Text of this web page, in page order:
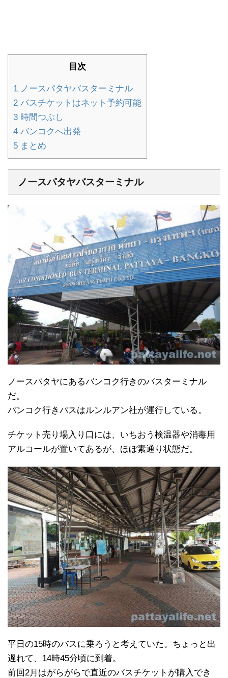
目次
1 ノースパタヤバスターミナル
2 バスチケットはネット予約可能
3 時間つぶし
4 バンコクへ出発
5 まとめ
ノースパタヤバスターミナル
ノースパタヤにあるバンコク行きのバスターミナル
だ。
バンコク行きバスはルンルアン社が運行している。
チケット売り場入り口には、いちおう検温器や消毒用
アルコールが置いてあるが、ほぼ素通り状態だ。
平日の15時のバスに乗ろうと考えていた。ちょっと出
遅れて、14時45分頃に到着。
前回2月はがらがらで直近のバスチケットが購入でき